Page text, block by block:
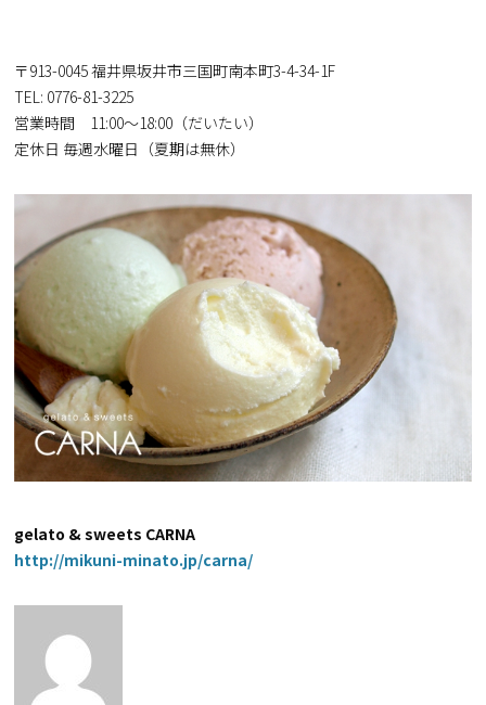
〒913-0045 福井県坂井市三国町南本町3-4-34-1F
TEL: 0776-81-3225
営業時間 11:00〜18:00（だいたい）
定休日 毎週水曜日（夏期は無休）
gelato & sweets CARNA
http://mikuni-minato.jp/carna/